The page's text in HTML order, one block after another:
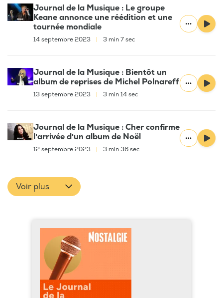
Journal de la Musique : Le groupe
Keane annonce une réédition et une
tournée mondiale
14 septembre 2023 3 min 7 sec
Journal de la Musique : Bientôt un
album de reprises de Michel Polnareff
13 septembre 2023 3 min 14 sec
Journal de la Musique : Cher confirme
l'arrivée d'un album de Noël
12 septembre 2023 3 min 36 sec
Voir plus